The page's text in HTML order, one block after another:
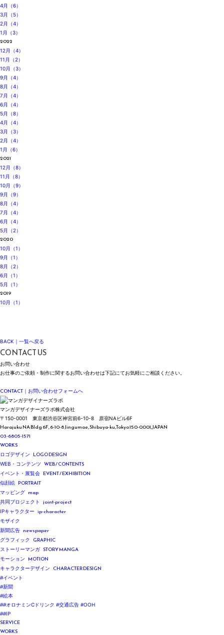
4月（6）
3月（5）
2月（4）
1月（3）
2022
12月（4）
11月（2）
10月（3）
9月（4）
8月（4）
7月（4）
6月（4）
5月（8）
4月（4）
3月（3）
2月（4）
1月（6）
2021
12月（8）
11月（8）
10月（9）
9月（9）
8月（4）
7月（4）
6月（4）
5月（2）
2020
10月（1）
9月（1）
8月（2）
6月（1）
5月（1）
2019
10月（1）
BACK｜一覧へ戻る
CONTACT US
お問い合わせ
お仕事のご依頼・制作に関するお問い合わせは下記にてお気軽にご相談ください。
CONTACT ｜お問い合わせフォームへ
マンガデザイナーズラボ株式会社
〒150-0001 東京都渋谷区神宮前6-10-8 原宿NAビル6F
Harajuku NA Bldg 6F, 6-10-8 Jingumae,Shibuya-ku,Tokyo 150-0001,JAPAN
03-6805-1571
WORKS
ロゴデザイン LOGO DESIGN
WEB・コンテンツ WEB / CONTENTS
イベント・展覧会 EVENT / EXHIBITION
似顔絵 PORTRAIT
マッピング map
共同プロジェクト joint-project
IPキャラクター ip-character
モザイク
新聞広告 newspaper
グラフィック GRAPHIC
ストーリーマンガ STORY MANGA
モーション MOTION
キャラクターデザイン CHARACTER DESIGN
#イベント
#新聞
#絵本
##オロナミンCドリンク #交通広告 #OOH
##IP
SERVICE
WORKS